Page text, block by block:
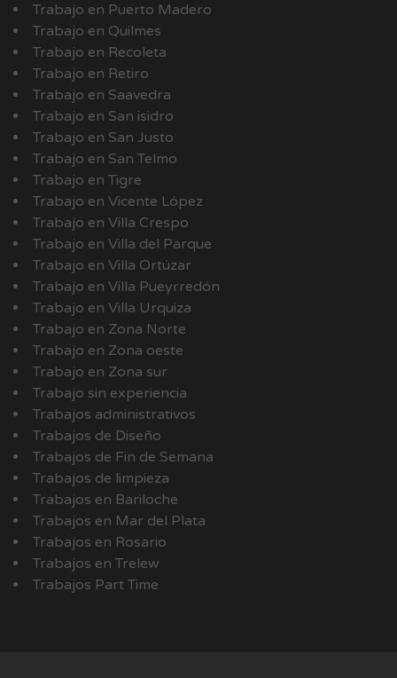
Trabajo en Puerto Madero
Trabajo en Quilmes
Trabajo en Recoleta
Trabajo en Retiro
Trabajo en Saavedra
Trabajo en San isidro
Trabajo en San Justo
Trabajo en San Telmo
Trabajo en Tigre
Trabajo en Vicente López
Trabajo en Villa Crespo
Trabajo en Villa del Parque
Trabajo en Villa Ortúzar
Trabajo en Villa Pueyrredón
Trabajo en Villa Urquiza
Trabajo en Zona Norte
Trabajo en Zona oeste
Trabajo en Zona sur
Trabajo sin experiencia
Trabajos administrativos
Trabajos de Diseño
Trabajos de Fin de Semana
Trabajos de limpieza
Trabajos en Bariloche
Trabajos en Mar del Plata
Trabajos en Rosario
Trabajos en Trelew
Trabajos Part Time